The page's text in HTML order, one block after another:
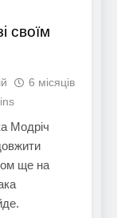
своїм
6 місяців
Модріч
ще на